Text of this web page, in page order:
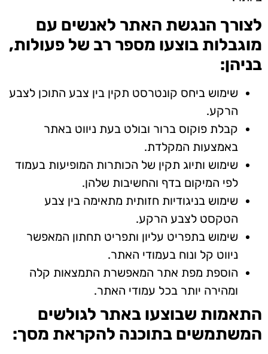
לצורך הנגשת האתר לאנשים עם
מוגבלות בוצעו מספר רב של פעולות,
בניהן:
שימוש ביחס קונטרסט תקין בין צבע התוכן לצבע
הרקע.
קבלת פוקוס ברור ובולט בעת ניווט באתר
באמצעות המקלדת.
שימוש ותיוג תקין של הכותרות המופיעות בעמוד
לפי המיקום בדף והחשיבות שלהן.
שימוש בניגודיות חזותית מתאימה בין צבע
הטקסט לצבע הרקע.
שימוש בתפריט עליון ותפריט תחתון המאפשר
ניווט קל ונוח בעמודי האתר.
הוספת מפת אתר המאפשרת התמצאות קלה
ומהירה יותר בכל עמודי האתר.
התאמות שבוצעו באתר לגולשים
המשתמשים בתוכנה להקראת מסך: